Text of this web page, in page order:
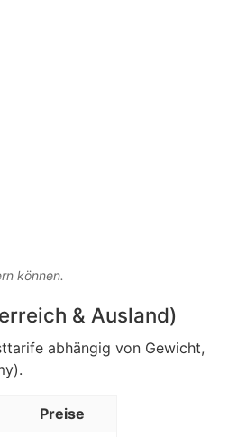
können.
& Ausland)
abhängig von Gewicht,
Preise